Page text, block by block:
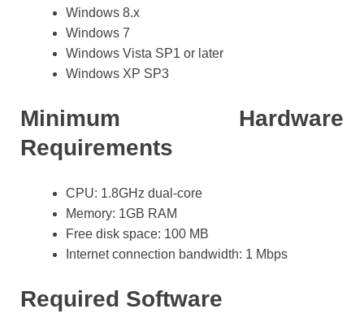
Windows 8.x
Windows 7
Windows Vista SP1 or later
Windows XP SP3
Minimum Hardware
Requirements
CPU: 1.8GHz dual-core
Memory: 1GB RAM
Free disk space: 100 MB
Internet connection bandwidth: 1 Mbps
Required Software